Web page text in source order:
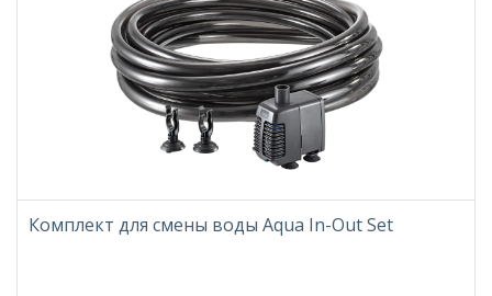
Комплект для смены воды Aqua In-Out Set